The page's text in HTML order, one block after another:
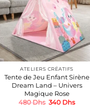
ATELIERS CRÉATIFS
Tente de Jeu Enfant Sirène
Dream Land – Univers
Magique Rose
480Dhs Le
340 DhsLe